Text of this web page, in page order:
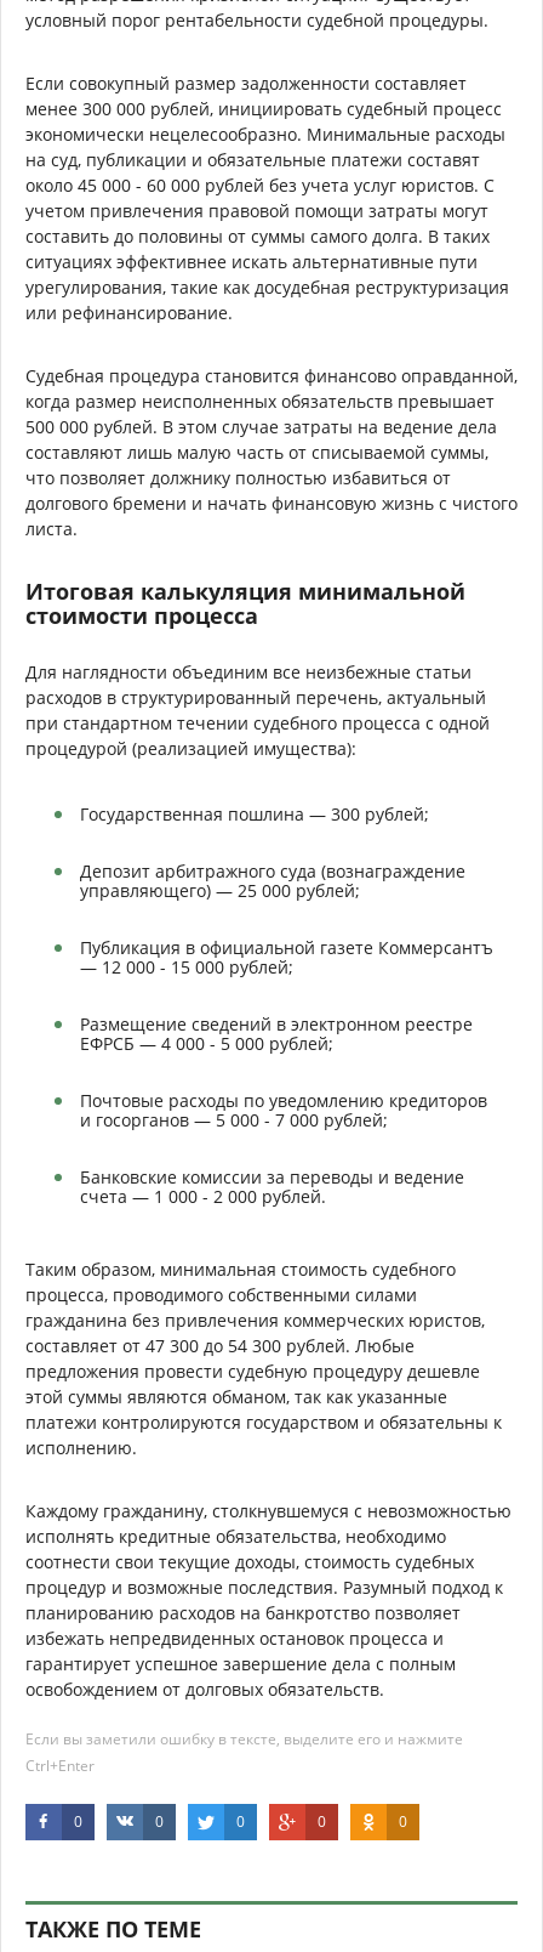
условный порог рентабельности судебной процедуры.
Если совокупный размер задолженности составляет
менее 300 000 рублей, инициировать судебный процесс
экономически нецелесообразно. Минимальные расходы
на суд, публикации и обязательные платежи составят
около 45 000 - 60 000 рублей без учета услуг юристов. С
учетом привлечения правовой помощи затраты могут
составить до половины от суммы самого долга. В таких
ситуациях эффективнее искать альтернативные пути
урегулирования, такие как досудебная реструктуризация
или рефинансирование.
Судебная процедура становится финансово оправданной,
когда размер неисполненных обязательств превышает
500 000 рублей. В этом случае затраты на ведение дела
составляют лишь малую часть от списываемой суммы,
что позволяет должнику полностью избавиться от
долгового бремени и начать финансовую жизнь с чистого
листа.
Итоговая калькуляция минимальной
стоимости процесса
Для наглядности объединим все неизбежные статьи
расходов в структурированный перечень, актуальный
при стандартном течении судебного процесса с одной
процедурой (реализацией имущества):
Государственная пошлина — 300 рублей;
Депозит арбитражного суда (вознаграждение
управляющего) — 25 000 рублей;
Публикация в официальной газете Коммерсантъ
— 12 000 - 15 000 рублей;
Размещение сведений в электронном реестре
ЕФРСБ — 4 000 - 5 000 рублей;
Почтовые расходы по уведомлению кредиторов
и госорганов — 5 000 - 7 000 рублей;
Банковские комиссии за переводы и ведение
счета — 1 000 - 2 000 рублей.
Таким образом, минимальная стоимость судебного
процесса, проводимого собственными силами
гражданина без привлечения коммерческих юристов,
составляет от 47 300 до 54 300 рублей. Любые
предложения провести судебную процедуру дешевле
этой суммы являются обманом, так как указанные
платежи контролируются государством и обязательны к
исполнению.
Каждому гражданину, столкнувшемуся с невозможностью
исполнять кредитные обязательства, необходимо
соотнести свои текущие доходы, стоимость судебных
процедур и возможные последствия. Разумный подход к
планированию расходов на банкротство позволяет
избежать непредвиденных остановок процесса и
гарантирует успешное завершение дела с полным
освобождением от долговых обязательств.
Если вы заметили ошибку в тексте, выделите его и нажмите
Ctrl+Enter
0 0 0 0 0
ТАКЖЕ ПО ТЕМЕ